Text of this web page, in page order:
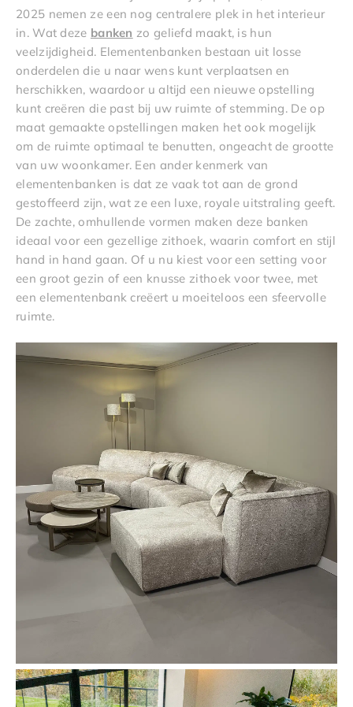
2025 nemen ze een nog centralere plek in het interieur
in. Wat deze banken zo geliefd maakt, is hun
veelzijdigheid. Elementenbanken bestaan uit losse
onderdelen die u naar wens kunt verplaatsen en
herschikken, waardoor u altijd een nieuwe opstelling
kunt creëren die past bij uw ruimte of stemming. De op
maat gemaakte opstellingen maken het ook mogelijk
om de ruimte optimaal te benutten, ongeacht de grootte
van uw woonkamer. Een ander kenmerk van
elementenbanken is dat ze vaak tot aan de grond
gestoffeerd zijn, wat ze een luxe, royale uitstraling geeft.
De zachte, omhullende vormen maken deze banken
ideaal voor een gezellige zithoek, waarin comfort en stijl
hand in hand gaan. Of u nu kiest voor een setting voor
een groot gezin of een knusse zithoek voor twee, met
een elementenbank creëert u moeiteloos een sfeervolle
ruimte.